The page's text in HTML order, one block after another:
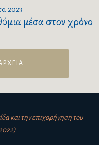
2023
μέσα στον χρόνο
και την επιχορήγηση του